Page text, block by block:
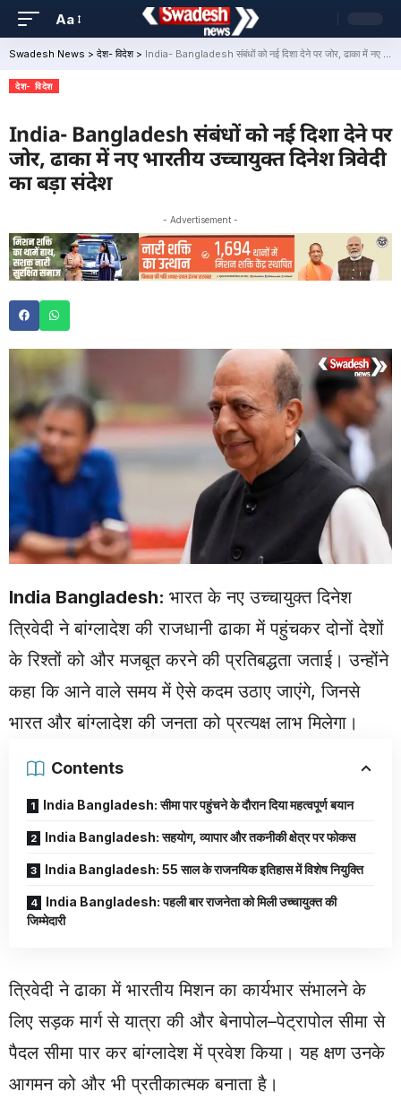
Aa
Swadesh News > देश- विदेश> India- Bangladesh संबंधों को नई दिशा देने पर जोर, ढाका में नए भारतीय उच्चायुक्त दिनेश त्रिवेदी का बड़ा संदेश
देश- विदेश
India- Bangladesh संबंधों को नई दिशा देने पर
जोर, ढाका में नए भारतीय उच्चायुक्त दिनेश त्रिवेदी
का बड़ा संदेश
- Advertisement -
India Bangladesh: भारत के नए उच्चायुक्त दिनेश
त्रिवेदी ने बांग्लादेश की राजधानी ढाका में पहुंचकर दोनों देशों
के रिश्तों को और मजबूत करने की प्रतिबद्धता जताई। उन्होंने
कहा कि आने वाले समय में ऐसे कदम उठाए जाएंगे, जिनसे
भारत और बांग्लादेश की जनता को प्रत्यक्ष लाभ मिलेगा।
Contents
India Bangladesh: सीमा पार पहुंचने के दौरान दिया महत्वपूर्ण बयान
India Bangladesh: सहयोग, व्यापार और तकनीकी क्षेत्र पर फोकस
India Bangladesh: 55 साल के राजनयिक इतिहास में विशेष नियुक्ति
India Bangladesh: पहली बार राजनेता को मिली उच्चायुक्त की
जिम्मेदारी
त्रिवेदी ने ढाका में भारतीय मिशन का कार्यभार संभालने के
लिए सड़क मार्ग से यात्रा की और बेनापोल–पेट्रापोल सीमा से
पैदल सीमा पार कर बांग्लादेश में प्रवेश किया। यह क्षण उनके
आगमन को और भी प्रतीकात्मक बनाता है।